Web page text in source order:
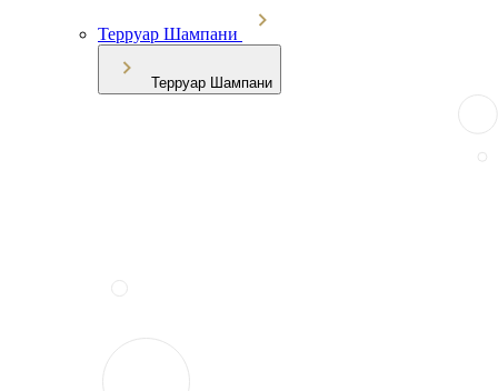
Терруар Шампани
Терруар Шампани